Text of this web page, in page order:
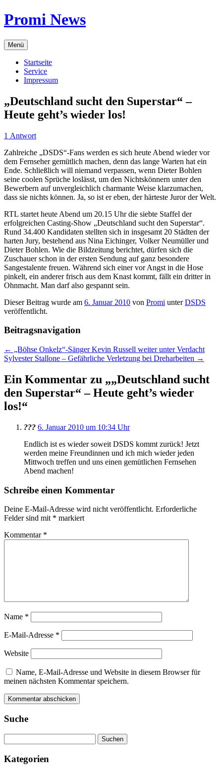
Zum
Inhalt
Promi News
Menü
Startseite
Service
Impressum
„Deutschland sucht den Superstar“ –
Heute geht’s wieder los!
1 Antwort
Zahlreiche „DSDS“-Fans werden es sich heute Abend wieder vor
dem Fernseher gemütlich machen, denn das lange Warten hat ein
Ende. Schließlich will niemand verpassen, wenn Dieter Bohlen
seine coolen Sprüche loslässt, um den Nichtskönnern unter den
Bewerbern auf unvergleichlich charmante Weise klarzumachen,
dass sie nichts können. Ja, so ist er eben, der härteste Juror der Welt.
RTL startet heute Abend um 20.15 Uhr die siebte Staffel der
erfolgreichen Casting-Show „Deutschland sucht den Superstar“.
Rund 34.400 Kandidaten stellten sich in insgesamt 20 Städten der
harten Jury, bestehend aus Nina Eichinger, Volker Neumüller und
Dieter Bohlen. Wie die Bildzeitung berichtet, dürfen sich die
Zuschauer schon in der ersten Sendung auf ganz besondere
Sangestalente freuen. Während sich einer vor Angst in die Hose
pinkelt, ein anderer frisch aus dem Knast kommt, fällt ein dritter in
Ohnmacht. Man darf also gespannt sein.
Dieser Beitrag wurde am 6. Januar 2010 von Promi unterDSDS
veröffentlicht.
Beitragsnavigation
← „Böhse Onkelz“-Sänger Kevin Russell weiter unter Verdacht
Sylvester Stallone – Gefährliche Verletzung bei Dreharbeiten →
Ein Kommentar zu „„Deutschland sucht
den Superstar“ – Heute geht’s wieder
los!“
??? 6. Januar 2010 um 10:34 Uhr
Endlich ist es wieder soweit DSDS kommt zurück! Jetzt
werden meine Freundinnen und ich mich wieder jeden
Mittwoch treffen und uns einen gemütlichen Fernsehen
Abend machen!
Schreibe einen Kommentar
Deine E-Mail-Adresse wird nicht veröffentlicht. Erforderliche
Felder sind mit * markiert
Kommentar *
Name *
E-Mail-Adresse *
Website
Name, E-Mail-Adresse und Website in diesem Browser für
meinen nächsten Kommentar speichern.
Suche
nach:
Kategorien